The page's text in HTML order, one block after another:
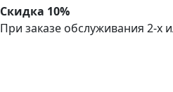
Скидка 10%
При заказе обслуживания 2-х